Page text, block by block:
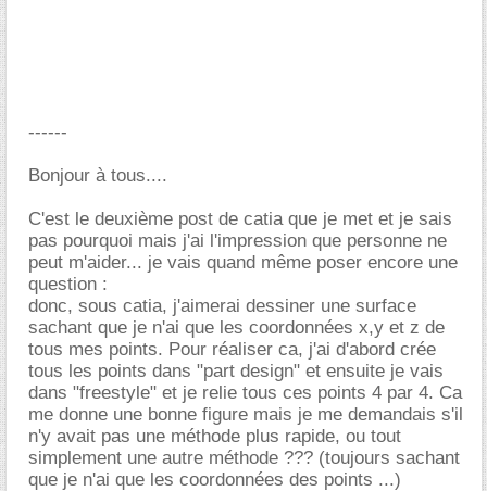
------
Bonjour à tous....
C'est le deuxième post de catia que je met et je sais
pas pourquoi mais j'ai l'impression que personne ne
peut m'aider... je vais quand même poser encore une
question :
donc, sous catia, j'aimerai dessiner une surface
sachant que je n'ai que les coordonnées x,y et z de
tous mes points. Pour réaliser ca, j'ai d'abord crée
tous les points dans "part design" et ensuite je vais
dans "freestyle" et je relie tous ces points 4 par 4. Ca
me donne une bonne figure mais je me demandais s'il
n'y avait pas une méthode plus rapide, ou tout
simplement une autre méthode ??? (toujours sachant
que je n'ai que les coordonnées des points ...)